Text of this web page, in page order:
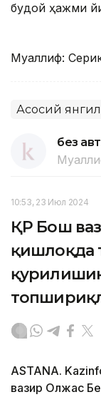
буғдой ҳажми
Муаллиф:
Асосий
без
10:53, 23 Июл 2024
ҚР Бош
қишлоқда
ASTANA.
вазир Олжас